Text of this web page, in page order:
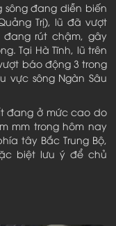
sông đang diễn biến
Trị), lũ đã vượt
rút chậm, gây
Tại Hà Tĩnh, lũ trên
báo động 3 trong
vực sông Ngàn Sâu
đang ở mức cao do
mm trong hôm nay
tây Bắc Trung Bộ,
biệt lưu ý để chủ